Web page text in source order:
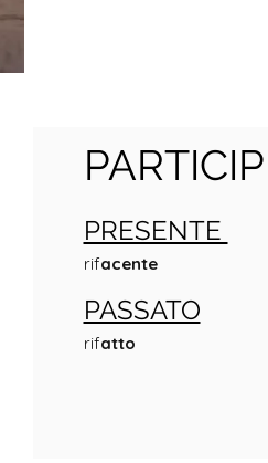
PRESENTE
rifacente
PASSATO
rifatto